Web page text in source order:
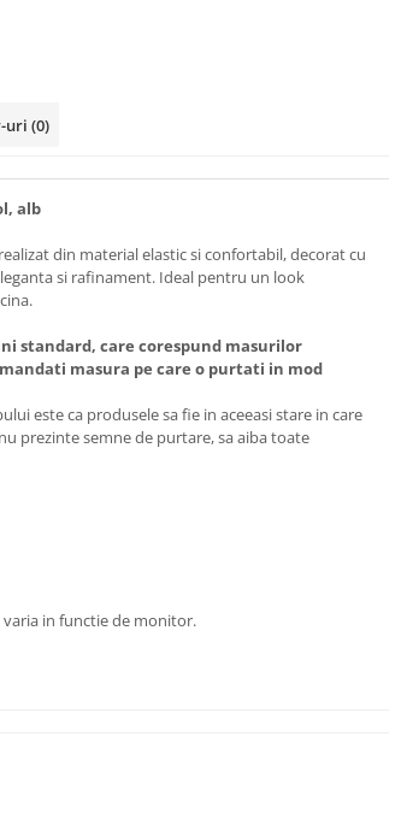
uri (0)
alb
din material elastic si confortabil, decorat cu
si rafinament. Ideal pentru un look
standard, care corespund masurilor
masura pe care o purtati in mod
este ca produsele sa fie in aceeasi stare in care
prezinte semne de purtare, sa aiba toate
in functie de monitor.